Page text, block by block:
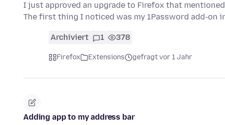
I just approved an upgrade to Firefox that
The first thing I noticed was my 1Password add-on
Archiviert 1 378
Firefox Extensions gefragt vor 1 Jahr
Adding app to my address bar